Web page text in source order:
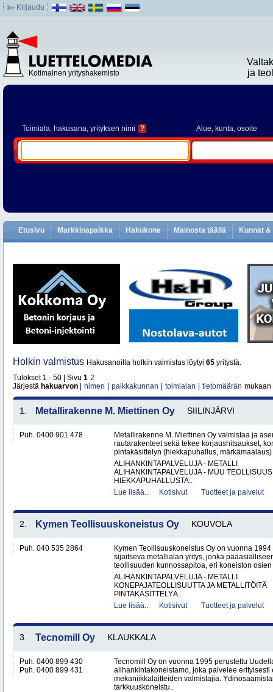
Kirjaudu
Kotimainen yrityshakemisto
ja
Toimiala, hakusana, yrityksen nimi ? Alue, kunta, osoite
Etusivu Markkinapaikka Hakukone Mainosta täällä Kunnat
Holkin valmistus Hakusanoilla holkin valmistus löytyi 65 yritystä.
Tulokset 1 - 50 | Sivu 1 2
Järjestä hakuarvon nimen paikkakunnan toimialan tietomäärän mukaan
1. Metallirakenne M. Miettinen Oy SIILINJÄRVI
Puh. 0400 901 478
Metallirakenne M. Miettinen Oy valmistaa ja
rautarakenteet sekä tekee korjaushitsaukset,
pintakäsittelyn (hiekkapuhallus,
ALIHANKINTAPALVELUJA - METALLI
ALIHANKINTAPALVELUJA - MUU TEOLLISUUS
HIEKKAPUHALLUSTA..
Lue lisää..
Kotisivut Tuotteet ja palvelut
2. Kymen Teollisuuskoneistus Oy KOUVOLA
Puh. 040 535 2864
Kymen Teollisuuskoneistus Oy on vuonna
sijaitseva metallialan yritys, jonka
teollisuuden kunnossapitoa, eri koneiston
ALIHANKINTAPALVELUJA - METALLI
KONEPAJATEOLLISUUTTA JA METALLITÖITÄ
PINTAKÄSITTELYÄ..
Lue lisää..
Kotisivut Tuotteet ja palvelut
3. Tecnomill Oy KLAUKKALA
Puh. 0400 899 430
Puh. 0400 899 431
Tecnomill Oy on vuonna 1995 perustettu
alihankintakoneistamo, joka palvelee erityisesti
mekaniikkalaitteiden valmistajia.
tarkkuuskoneistu..